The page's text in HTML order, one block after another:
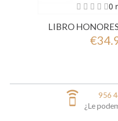
0
LIBRO
speaker_phone 956
¿Le